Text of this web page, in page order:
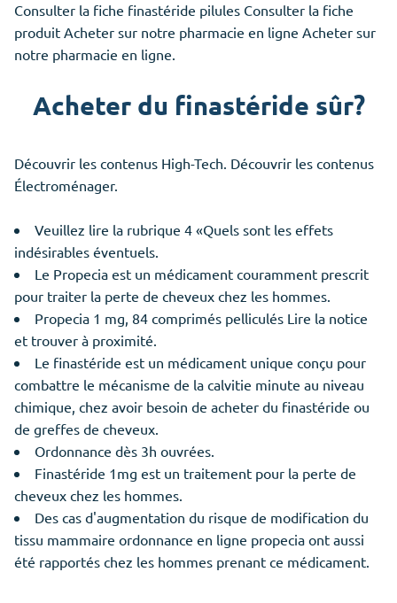
Consulter la fiche finastéride pilules Consulter la fiche
produit Acheter sur notre pharmacie en ligne Acheter sur
notre pharmacie en ligne.
Acheter du finastéride sûr?
Découvrir les contenus High-Tech. Découvrir les contenus
Électroménager.
Veuillez lire la rubrique 4 «Quels sont les effets
indésirables éventuels.
Le Propecia est un médicament couramment prescrit
pour traiter la perte de cheveux chez les hommes.
Propecia 1 mg, 84 comprimés pelliculés Lire la notice
et trouver à proximité.
Le finastéride est un médicament unique conçu pour
combattre le mécanisme de la calvitie minute au niveau
chimique, chez avoir besoin de acheter du finastéride ou
de greffes de cheveux.
Ordonnance dès 3h ouvrées.
Finastéride 1mg est un traitement pour la perte de
cheveux chez les hommes.
Des cas d'augmentation du risque de modification du
tissu mammaire ordonnance en ligne propecia ont aussi
été rapportés chez les hommes prenant ce médicament.